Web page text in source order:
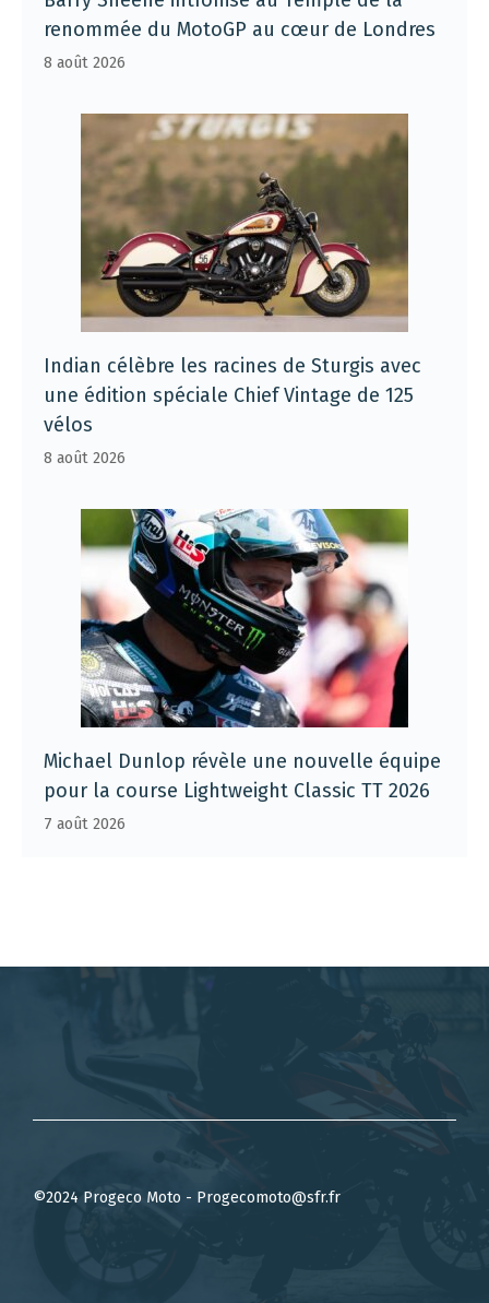
renommée du MotoGP au cœur de Londres
8 août 2026
Indian célèbre les racines de Sturgis avec
une édition spéciale Chief Vintage de 125
vélos
8 août 2026
Michael Dunlop révèle une nouvelle équipe
pour la course Lightweight Classic TT 2026
7 août 2026
©2024 Progeco Moto - Progecomoto@sfr.fr